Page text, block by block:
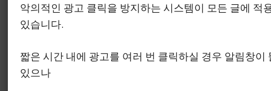
몇만 원 수준의 캐시를 적립하는 것이 일반적
입니다. ‘앱테크’라는 이름처럼 재테크의 한 종
류이지만, 주 수입원으로 삼기에는 한계가 있
습니다. 큰 수익을 기대하기보다는 자투리 시
간을 활용한 소소한 보상에 만족하는 것이 좋
악의적인 광고 클릭을 방지하는 시스템이 모든 글에 적
있습니다.
짧은 시간 내에 광고를 여러 번 클릭하실 경우 알림창이
있으나